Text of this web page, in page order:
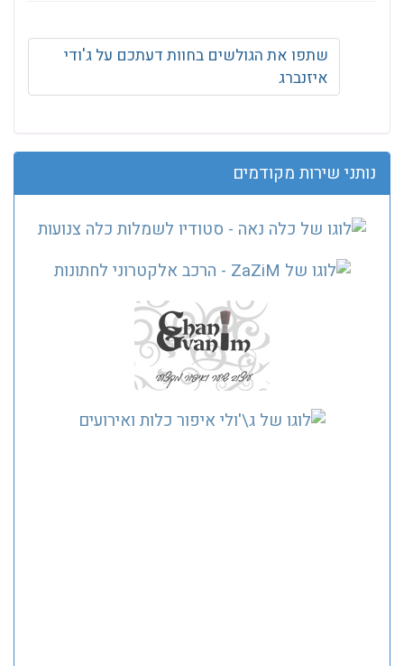
שתפו את הגולשים בחוות דעתכם על ג'ודי
איזנברג
נותני שירות מקודמים